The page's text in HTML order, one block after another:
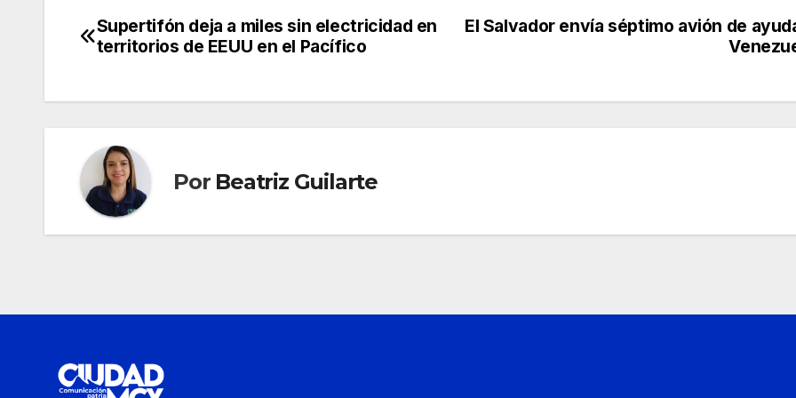
Navegación
entradas
El Salvador envía séptimo avión de
Supertifón deja a miles sin electricidad en
territorios de EEUU en el Pacífico
Por Beatriz Guilarte